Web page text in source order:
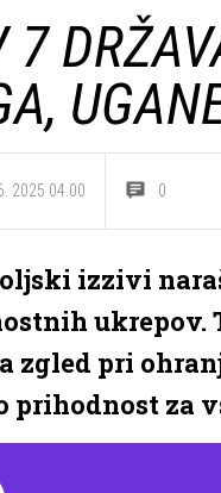
7
2025 04.00 0
izzivi
ukrepov.
zgled pri
prihodnost za